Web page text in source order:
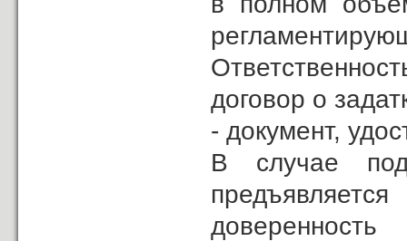
договор о
- документ,
В случае